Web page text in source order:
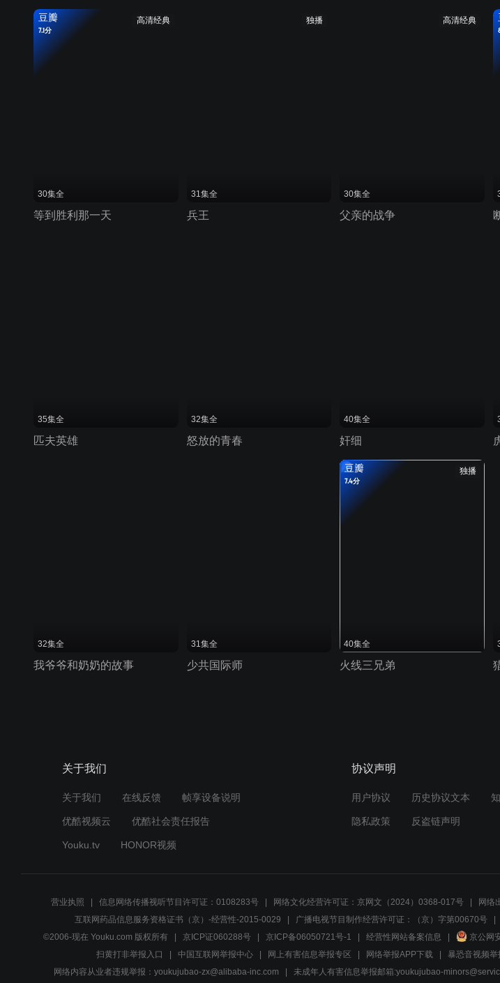
高清经典
豆瓣
7.1分
30集全
等到胜利那一天
独播
31集全
兵王
高清经典
30集全
父亲的战争
35集全
匹夫英雄
32集全
怒放的青春
40集全
奸细
32集全
我爷爷和奶奶的故事
31集全
少共国际师
独播
豆瓣
7.4分
40集全
火线三兄弟
关于我们
关于我们 在线反馈 帧享设备说明
优酷视频云 优酷社会责任报告
Youku.tv HONOR视频
协议声明
用户协议 历史协议文本
隐私政策 反盗链声明
营业执照 信息网络传播视听节目许可证：0108283号 网络文化经营许可证：京网文（2024）0368-017号 网络
互联网药品信息服务资格证书（京）-经营性-2015-0029
广播电视节目制作经营许可证：（京）字第00670号
©2006-现在 Youku.com 版权所有
京ICP证060288号 京ICP备06050721号-1 经营性网站备案信息 京公网
扫黄打非举报入口
中国互联网举报中心 网上有害信息举报专区 网络举报APP下载 暴恐音视频举
网络内容从业者违规举报：youkujubao-zx@alibaba-inc.com
未成年人有害信息举报邮箱:youkujubao-